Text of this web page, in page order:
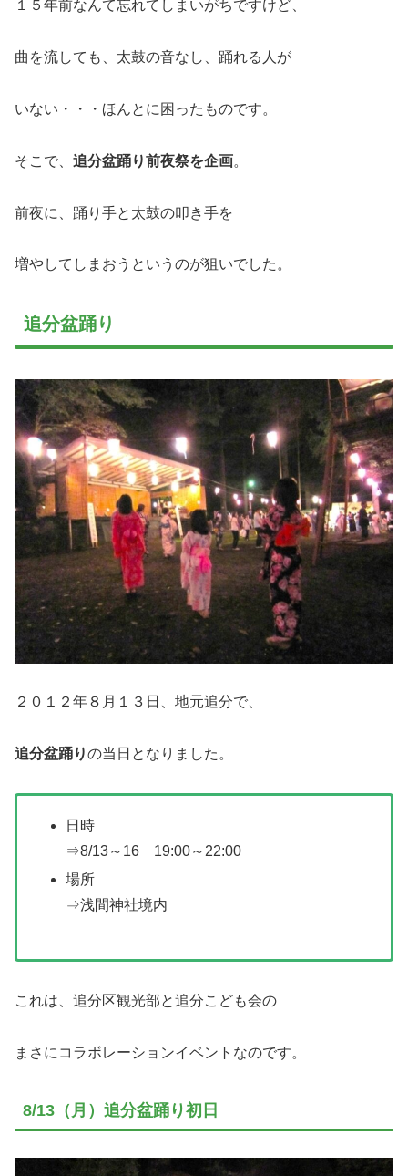
１５年前なんて忘れてしまいがちですけど、
曲を流しても、太鼓の音なし、踊れる人が
いない・・・ほんとに困ったものです。
そこで、 追分盆踊り前夜祭を企画。
前夜に、踊り手と太鼓の叩き手を
増やしてしまおうというのが狙いでした。
追分盆踊り
２０１２年８月１３日、地元追分で、
追分盆踊りの当日となりました。
日時
⇒8/13～16 19:00～22:00
場所
⇒浅間神社境内
これは、追分区観光部と追分こども会の
まさにコラボレーションイベントなのです。
8/13（月）追分盆踊り初日